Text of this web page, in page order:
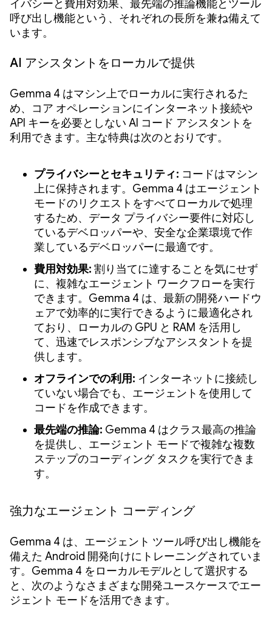
イバシーと費用対効果、最先端の推論機能とツール
呼び出し機能という、それぞれの長所を兼ね備えて
います。
AI アシスタントをローカルで提供
Gemma 4 はマシン上でローカルに実行されるた
め、コア オペレーションにインターネット接続や
API キーを必要としない AI コード アシスタントを
利用できます。主な特典は次のとおりです。
プライバシーとセキュリティ: コードはマシン
上に保持されます。Gemma 4 はエージェント
モードのリクエストをすべてローカルで処理
するため、データ プライバシー要件に対応し
ているデベロッパーや、安全な企業環境で作
業しているデベロッパーに最適です。
費用対効果: 割り当てに達することを気にせず
に、複雑なエージェント ワークフローを実行
できます。Gemma 4 は、最新の開発ハードウ
ェアで効率的に実行できるように最適化され
ており、ローカルの GPU と RAM を活用し
て、迅速でレスポンシブなアシスタントを提
供します。
オフラインでの利用: インターネットに接続し
ていない場合でも、エージェントを使用して
コードを作成できます。
最先端の推論: Gemma 4 はクラス最高の推論
を提供し、エージェント モードで複雑な複数
ステップのコーディング タスクを実行できま
す。
強力なエージェント コーディング
Gemma 4 は、エージェント ツール呼び出し機能を
備えた Android 開発向けにトレーニングされていま
す。Gemma 4 をローカルモデルとして選択する
と、次のようなさまざまな開発ユースケースでエー
ジェント モードを活用できます。